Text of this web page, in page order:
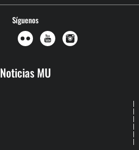
Síguenos
Noticias MU